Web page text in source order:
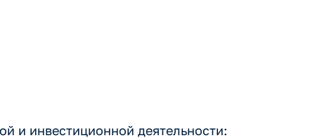
и инвестиционной деятельности: